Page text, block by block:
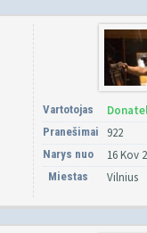
Vartotojas
Pranešimai 922
Narys nuo 16 Kov
Miestas Vilnius